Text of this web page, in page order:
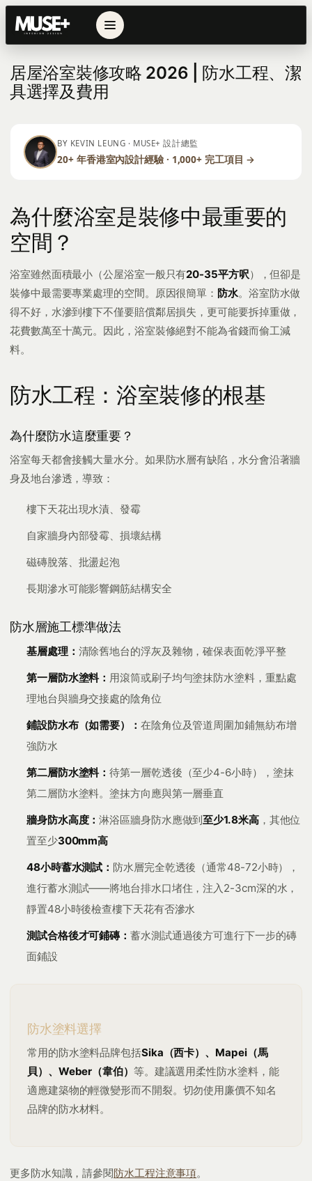
← 返回列表
居屋浴室裝修攻略 2026 | 防水工程、潔
具選擇及費用
BY KEVIN LEUNG · MUSE+ 設計總監
20+ 年香港室內設計經驗 · 1,000+ 完工項目 →
為什麼浴室是裝修中最重要的
空間？
浴室雖然面積最小（公屋浴室一般只有20-35平方呎），但卻是
裝修中最需要專業處理的空間。原因很簡單： 防水。浴室防水做
得不好，水滲到樓下不僅要賠償鄰居損失，更可能要拆掉重做，
花費數萬至十萬元。因此，浴室裝修絕對不能為省錢而偷工減
料。
防水工程：浴室裝修的根基
為什麼防水這麼重要？
浴室每天都會接觸大量水分。如果防水層有缺陷，水分會沿著牆
身及地台滲透，導致：
樓下天花出現水漬、發霉
自家牆身內部發霉、損壞結構
磁磚脫落、批盪起泡
長期滲水可能影響鋼筋結構安全
防水層施工標準做法
基層處理： 清除舊地台的浮灰及雜物，確保表面乾淨平整
第一層防水塗料： 用滾筒或刷子均勻塗抹防水塗料，重點處
理地台與牆身交接處的陰角位
鋪設防水布（如需要）： 在陰角位及管道周圍加鋪無紡布增
強防水
第二層防水塗料：待第一層乾透後（至少4-6小時），塗抹
第二層防水塗料。塗抹方向應與第一層垂直
牆身防水高度：淋浴區牆身防水應做到至少1.8米高，其他位
置至少300mm高
48小時蓄水測試： 防水層完全乾透後（通常48-72小時），
進行蓄水測試——將地台排水口堵住，注入2-3cm深的水，
靜置48小時後檢查樓下天花有否滲水
測試合格後才可鋪磚：蓄水測試通過後方可進行下一步的磚
面鋪設
防水塗料選擇
常用的防水塗料品牌包括Sika（西卡）、Mapei（馬
貝）、Weber（韋伯） 等。建議選用柔性防水塗料，能
適應建築物的輕微變形而不開裂。切勿使用廉價不知名
品牌的防水材料。
更多防水知識，請參閱防水工程注意事項。